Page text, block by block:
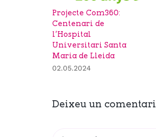
Projecte Com360:
Centenari de
l’Hospital
Universitari Santa
Maria de Lleida
02.05.2024
Deixeu un comentari